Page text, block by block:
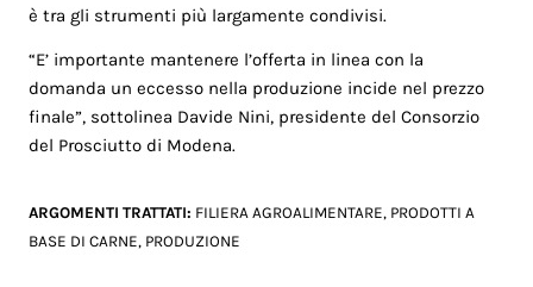
è tra gli strumenti più largamente condivisi.
“E’ importante mantenere l’offerta in linea con la
domanda un eccesso nella produzione incide nel prezzo
finale”, sottolinea Davide Nini, presidente del Consorzio
del Prosciutto di Modena.
ARGOMENTI TRATTATI: FILIERA AGROALIMENTARE, PRODOTTI A
BASE DI CARNE, PRODUZIONE